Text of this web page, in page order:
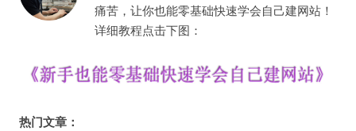
痛苦，让你也能零基础快速学会自己建网站！
详细教程点击下图：
热门文章：